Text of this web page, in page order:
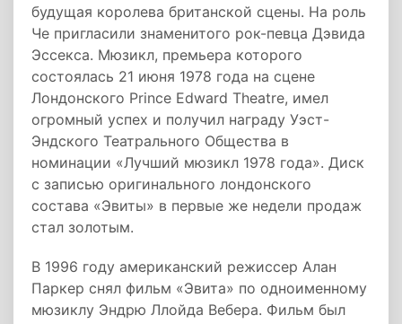
будущая королева британской сцены. На роль
Че пригласили знаменитого рок-певца Дэвида
Эссекса. Мюзикл, премьера которого
состоялась 21 июня 1978 года на сцене
Лондонского Prince Edward Theatre, имел
огромный успех и получил награду Уэст-
Эндского Театрального Общества в
номинации «Лучший мюзикл 1978 года». Диск
с записью оригинального лондонского
состава «Эвиты» в первые же недели продаж
стал золотым.
В 1996 году американский режиссер Алан
Паркер снял фильм «Эвита» по одноименному
мюзиклу Эндрю Ллойда Вебера. Фильм был